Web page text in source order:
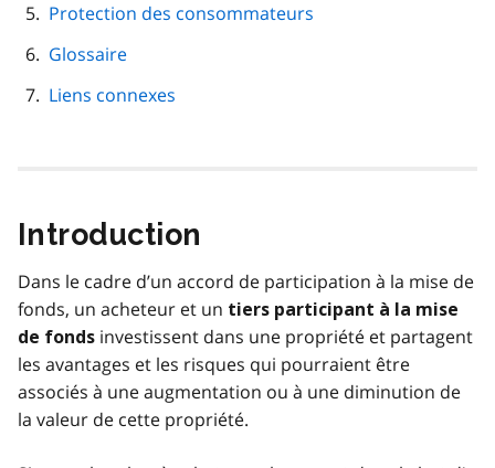
Protection des consommateurs
Glossaire
Liens connexes
Introduction
Dans le cadre d’un accord de participation à la mise de
fonds, un acheteur et un tiers participant à la mise
de fonds investissent dans une propriété et partagent
les avantages et les risques qui pourraient être
associés à une augmentation ou à une diminution de
la valeur de cette propriété.